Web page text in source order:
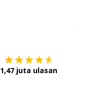
1,47 juta ulasan